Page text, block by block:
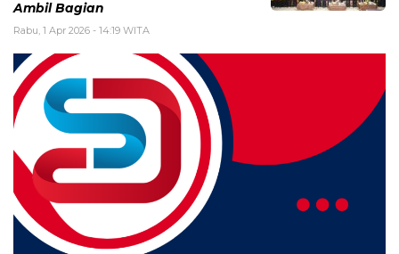
Ambil Bagian
Rabu, 1 Apr 2026 - 14:19 WITA